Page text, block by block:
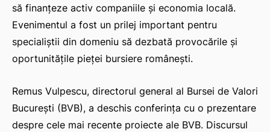
să finanțeze activ companiile și economia locală.
Evenimentul a fost un prilej important pentru
specialiștii din domeniu să dezbată provocările și
oportunitățile pieței bursiere românești.
Remus Vulpescu, directorul general al Bursei de Valori
București (BVB), a deschis conferința cu o prezentare
despre cele mai recente proiecte ale BVB. Discursul